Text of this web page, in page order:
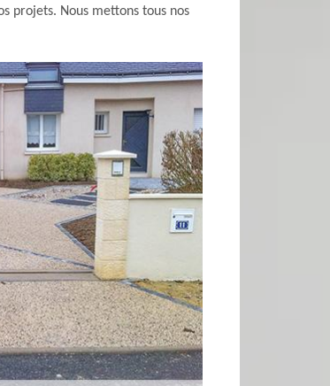
projets. Nous mettons tous nos